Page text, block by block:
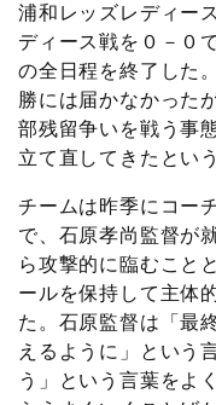
浦和レッズレディー
ディース戦を０－０
の全日程を終了した
勝には届かなかった
部残留争いを戦う事
立て直してきたとい
チームは昨季にコー
で、石原孝尚監督が
ら攻撃的に臨むこと
ールを保持して主体
た。石原監督は「最
えるように」という
う」という言葉をよ